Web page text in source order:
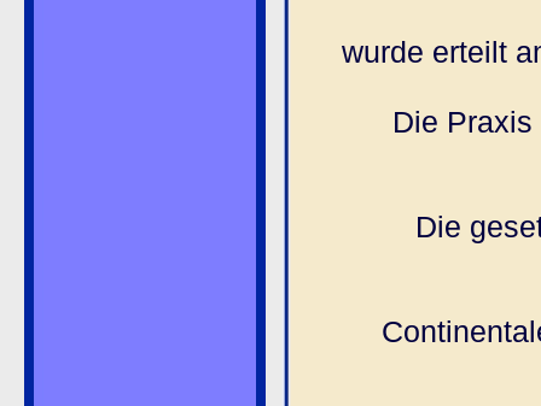
wurde erteilt
Die
Die